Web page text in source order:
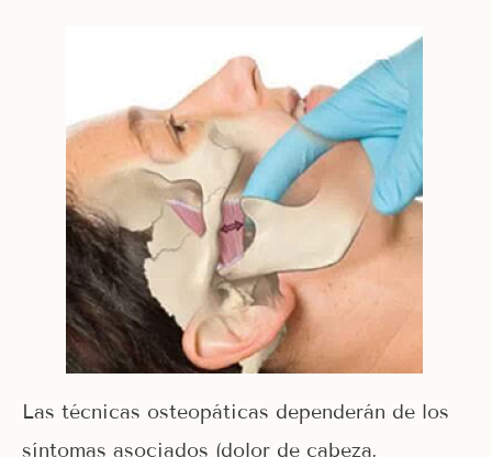
Las técnicas osteopáticas dependerán de los
síntomas asociados (dolor de cabeza,